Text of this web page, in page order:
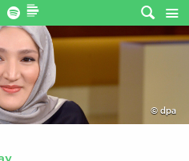
© dpa